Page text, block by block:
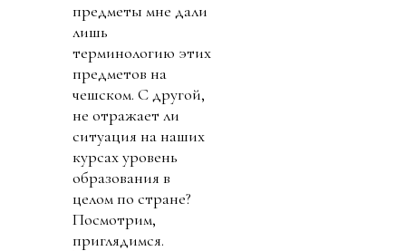
предметы мне дали
лишь
терминологию этих
предметов на
чешском. С другой,
не отражает ли
ситуация на наших
курсах уровень
образования в
целом по стране?
Посмотрим,
приглядимся.